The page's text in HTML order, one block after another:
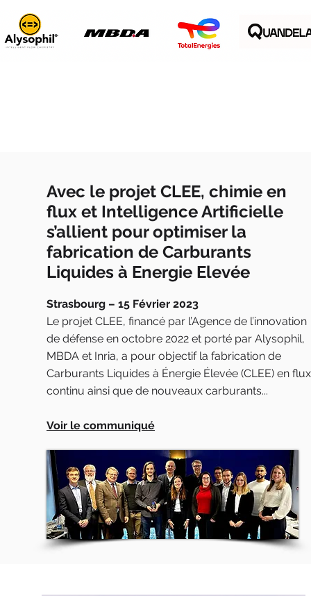
Avec le projet CLEE, chimie en
flux et Intelligence Artificielle
s’allient pour optimiser la
fabrication de Carburants
Liquides à Energie Elevée
Strasbourg – 15 Février 2023
Le projet CLEE, financé par l’Agence de l’innovation
de défense en octobre 2022 et porté par Alysophil,
MBDA et Inria, a pour objectif la fabrication de
Carburants Liquides à Énergie Élevée (CLEE) en flux
continu ainsi que de nouveaux carburants...
Voir le communiqué